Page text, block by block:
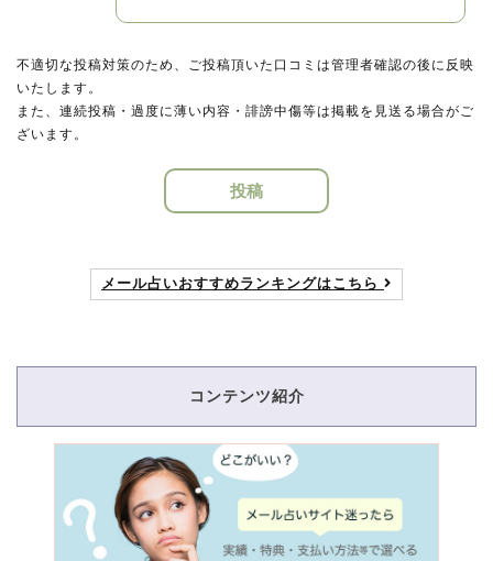
不適切な投稿対策のため、ご投稿頂いた口コミは管理者確認の後に反映
いたします。
また、連続投稿・過度に薄い内容・誹謗中傷等は掲載を見送る場合がご
ざいます。
投稿
メール占いおすすめランキングはこちら
コンテンツ紹介